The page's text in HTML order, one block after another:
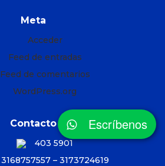
Escríbenos
Meta
Acceder
Feed de entradas
Feed de comentarios
WordPress.org
Contacto
403 5901
3168757557 – 3173724619